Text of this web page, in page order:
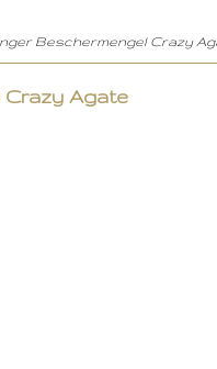
Beschermengel Crazy
Crazy Agate